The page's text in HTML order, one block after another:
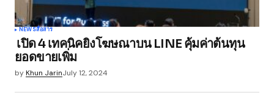
NEWSสื่อสาร
เปิด 4 เทคนิคยิงโฆษณาบน LINE คุ้มค่าต้นทุน
ยอดขายเพิ่ม
byKhun JarinJuly 12, 2024